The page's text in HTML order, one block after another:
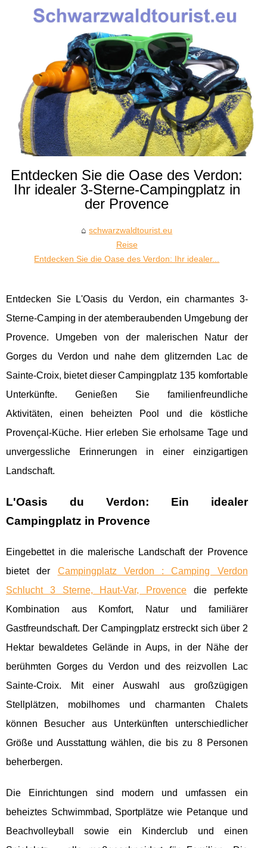
Entdecken Sie die Oase des Verdon:
Ihr idealer 3-Sterne-Campingplatz in
der Provence
schwarzwaldtourist.eu
Reise
Entdecken Sie die Oase des Verdon: Ihr idealer...
Entdecken Sie L'Oasis du Verdon, ein charmantes 3-
Sterne-Camping in der atemberaubenden Umgebung der
Provence. Umgeben von der malerischen Natur der
Gorges du Verdon und nahe dem glitzernden Lac de
Sainte-Croix, bietet dieser Campingplatz 135 komfortable
Unterkünfte. Genießen Sie familienfreundliche
Aktivitäten, einen beheizten Pool und die köstliche
Provençal-Küche. Hier erleben Sie erholsame Tage und
unvergessliche Erinnerungen in einer einzigartigen
Landschaft.
L'Oasis du Verdon: Ein idealer
Campingplatz in Provence
Eingebettet in die malerische Landschaft der Provence
bietet der Campingplatz Verdon : Camping Verdon
Schlucht 3 Sterne, Haut-Var, Provence die perfekte
Kombination aus Komfort, Natur und familiärer
Gastfreundschaft. Der Campingplatz erstreckt sich über 2
Hektar bewaldetes Gelände in Aups, in der Nähe der
berühmten Gorges du Verdon und des reizvollen Lac
Sainte-Croix. Mit einer Auswahl aus großzügigen
Stellplätzen, mobilhomes und charmanten Chalets
können Besucher aus Unterkünften unterschiedlicher
Größe und Ausstattung wählen, die bis zu 8 Personen
beherbergen.
Die Einrichtungen sind modern und umfassen ein
beheiztes Schwimmbad, Sportplätze wie Petanque und
Beachvolleyball sowie ein Kinderclub und einen